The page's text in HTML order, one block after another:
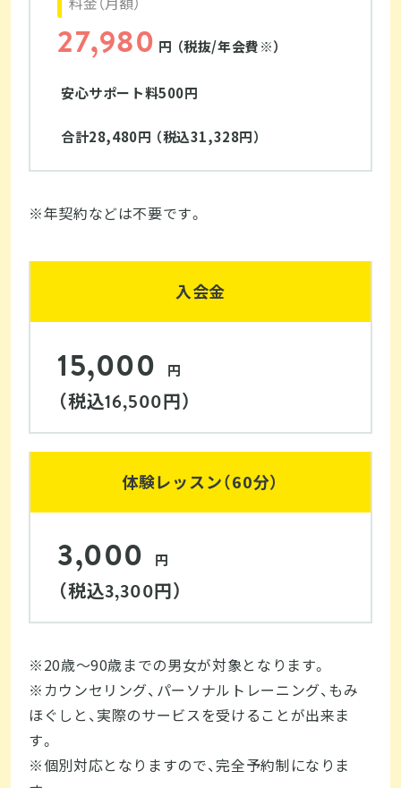
27,980 円 （税抜/年会費※）
安心サポート料500円
合計28,480円 （税込31,328円）
※年契約などは不要です。
入会金
15,000 円
（税込16,500円）
体験レッスン（60分）
3,000 円
（税込3,300円）
※20歳～90歳までの男女が対象となります。
※カウンセリング、パーソナルトレーニング、もみ
ほぐしと、実際のサービスを受けることが出来ま
す。
※個別対応となりますので、完全予約制になりま